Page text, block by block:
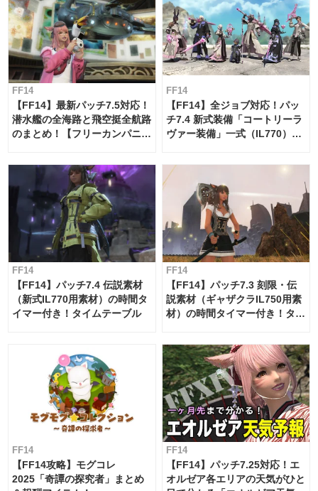
FF14
【FF14】最新パッチ7.5対応！
潜水艦の全海路と飛空挺全航路
のまとめ！【フリーカンパニ
FF14
【FF14】全ジョブ対応！パッ
チ7.4 新式装備「コートリーラ
ヴァー装備」一式（IL770）の
FF14
【FF14】パッチ7.4 伝説素材
（新式IL770用素材）の時間タ
イマー付き！タイムテーブル
FF14
【FF14】パッチ7.3 刻限・伝
説素材（ギャザクラIL750用素
材）の時間タイマー付き！タイ
FF14
【FF14攻略】モグコレ
2025「奇譚の探究者」まとめ
FF14
【FF14】パッチ7.25対応！エ
オルゼア各エリアの天気がひと